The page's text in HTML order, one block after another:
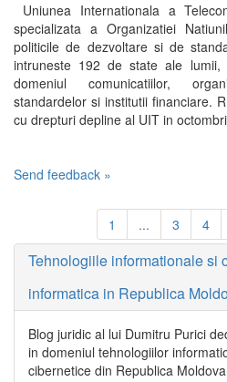
Uniunea Internationala a
specializata a Organizatiei
politicile de dezvoltare si de
intruneste 192 de state ale
domeniul comunicatiilor,
standardelor si institutii financiare.
cu drepturi depline al UIT in
Send feedback »
1 ... 3 4
Tehnologiile informationale si
informatica in Republica
Blog juridic al lui Dumitru Purici
in domeniul tehnologiilor
cibernetice din Republica